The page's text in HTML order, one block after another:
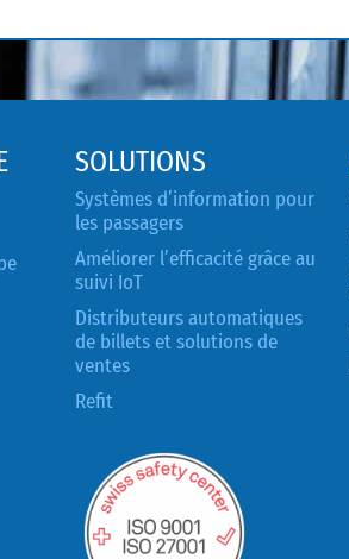
SOLUTIONS
Systèmes d’information pour
les passagers
Améliorer l’efficacité grâce au
suivi IoT
Distributeurs automatiques
de billets et solutions de
ventes
Refit